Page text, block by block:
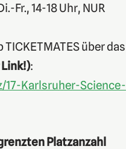
Fr., 14-18 Uhr, NUR
über das
:
Karlsruher-Science-
Platzanzahl